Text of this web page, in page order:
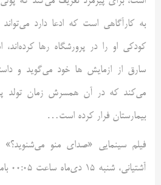
به کارآگاهی است که ادعا دارد
کودکی او را در پرورشگاه رها کرده‌اند،
سارق از ازمایش ها خود می‌گوید و
می‌کند که در آن همسرش زمان تولد
بیمارستان فرار کرده است…
فیلم سینمایی «صدای منو می‌شنوید؟»